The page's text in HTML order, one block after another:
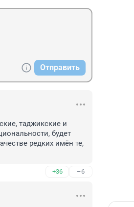
Отправить
таджикские и
будет
редких имён те,
+36 –6